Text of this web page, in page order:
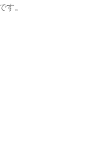
す。